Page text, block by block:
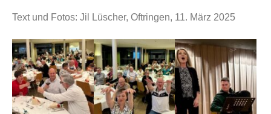
Text und Fotos: Jil Lüscher, Oftringen, 11. März 2025